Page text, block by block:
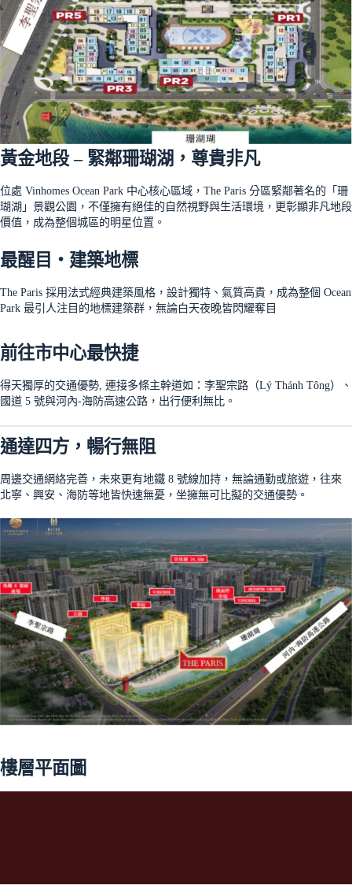
黃金地段 – 緊鄰珊瑚湖，尊貴非凡
位處 Vinhomes Ocean Park 中心核心區域，The Paris 分區緊鄰著名的「珊
瑚湖」景觀公園，不僅擁有絕佳的自然視野與生活環境，更彰顯非凡地段
價值，成為整個城區的明星位置。
最醒目・建築地標
The Paris 採用法式經典建築風格，設計獨特、氣質高貴，成為整個 Ocean
Park 最引人注目的地標建築群，無論白天夜晚皆閃耀奪目
前往市中心最快捷
得天獨厚的交通優勢, 連接多條主幹道如：李聖宗路（Lý Thánh Tông）、
國道 5 號與河內-海防高速公路，出行便利無比。
通達四方，暢行無阻
周邊交通網絡完善，未來更有地鐵 8 號線加持，無論通勤或旅遊，往來
北寧、興安、海防等地皆快速無憂，坐擁無可比擬的交通優勢。
樓層平面圖